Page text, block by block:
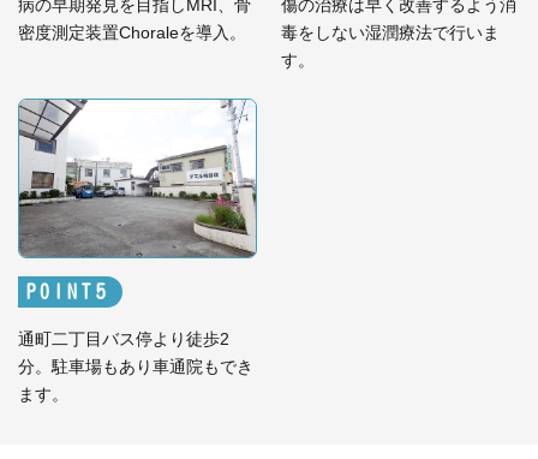
病の早期発見を目指しMRI、骨
密度測定装置Choraleを導入。
傷の治療は早く改善するよう消
毒をしない湿潤療法で行いま
す。
POINT
通町二丁目バス停より徒歩2
分。駐車場もあり車通院もでき
ます。